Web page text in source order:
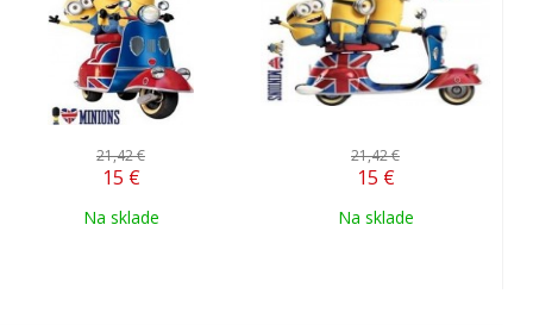
21,42 €
15 €
Na sklade
21,42 €
15 €
Na sklade